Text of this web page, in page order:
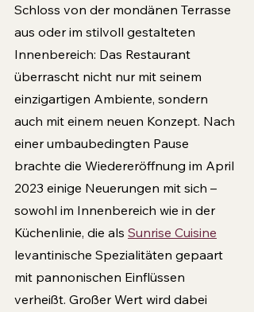
Schloss von der mondänen Terrasse
aus oder im stilvoll gestalteten
Innenbereich: Das Restaurant
überrascht nicht nur mit seinem
einzigartigen Ambiente, sondern
auch mit einem neuen Konzept. Nach
einer umbaubedingten Pause
brachte die Wiedereröffnung im April
2023 ei­nige Neuerungen mit sich –
sowohl im Innenbereich wie in der
Küchenlinie, die als Sunrise Cuisine
levantinische Spezialitäten gepaart
mit pannonischen Einflüssen
verheißt. Großer Wert wird dabei